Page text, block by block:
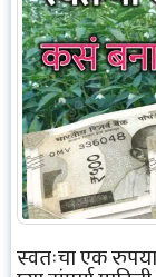
स्वतःचा एक